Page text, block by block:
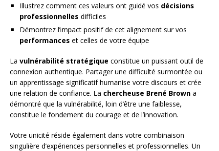
Illustrez comment ces valeurs ont guidé vos décisions
professionnelles difficiles
Démontrez l’impact positif de cet alignement sur vos
performances et celles de votre équipe
La vulnérabilité stratégique constitue un puissant outil de
connexion authentique. Partager une difficulté surmontée ou
un apprentissage significatif humanise votre discours et crée
une relation de confiance. La chercheuse Brené Brown a
démontré que la vulnérabilité, loin d’être une faiblesse,
constitue le fondement du courage et de l’innovation.
Votre unicité réside également dans votre combinaison
singulière d’expériences personnelles et professionnelles. Un